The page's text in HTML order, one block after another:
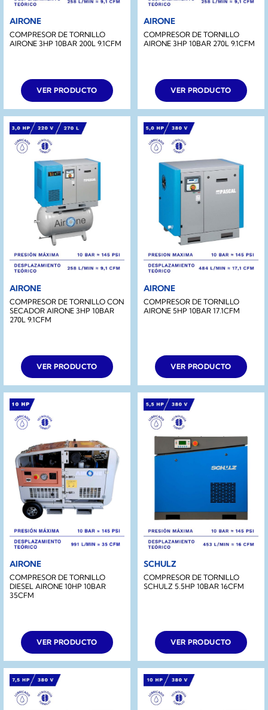
AIRONE
COMPRESOR DE TORNILLO
AIRONE 3HP 10BAR 200L 9.1CFM
VER PRODUCTO
AIRONE
COMPRESOR DE TORNILLO
AIRONE 3HP 10BAR 270L 9.1CFM
VER PRODUCTO
AIRONE
COMPRESOR DE TORNILLO CON
SECADOR AIRONE 3HP 10BAR
270L 9.1CFM
VER PRODUCTO
AIRONE
COMPRESOR DE TORNILLO
AIRONE 5HP 10BAR 17.1CFM
VER PRODUCTO
AIRONE
COMPRESOR DE TORNILLO
DIESEL AIRONE 10HP 10BAR
35CFM
VER PRODUCTO
SCHULZ
COMPRESOR DE TORNILLO
SCHULZ 5.5HP 10BAR 16CFM
VER PRODUCTO